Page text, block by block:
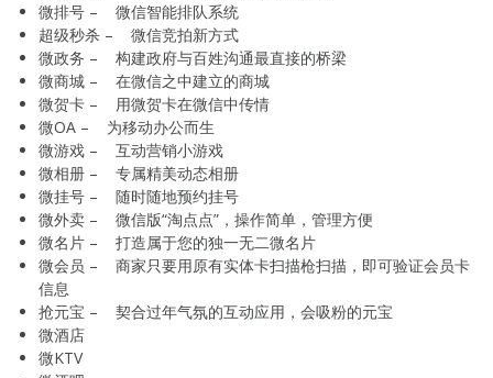
微排号 – 微信智能排队系统
超级秒杀 – 微信竞拍新方式
微政务 – 构建政府与百姓沟通最直接的桥梁
微商城 – 在微信之中建立的商城
微贺卡 – 用微贺卡在微信中传情
微OA – 为移动办公而生
微游戏 – 互动营销小游戏
微相册 – 专属精美动态相册
微挂号 – 随时随地预约挂号
微外卖 – 微信版“淘点点”，操作简单，管理方便
微名片 – 打造属于您的独一无二微名片
微会员 – 商家只要用原有实体卡扫描枪扫描，即可验证会员卡
信息
抢元宝 – 契合过年气氛的互动应用，会吸粉的元宝
微酒店
微KTV